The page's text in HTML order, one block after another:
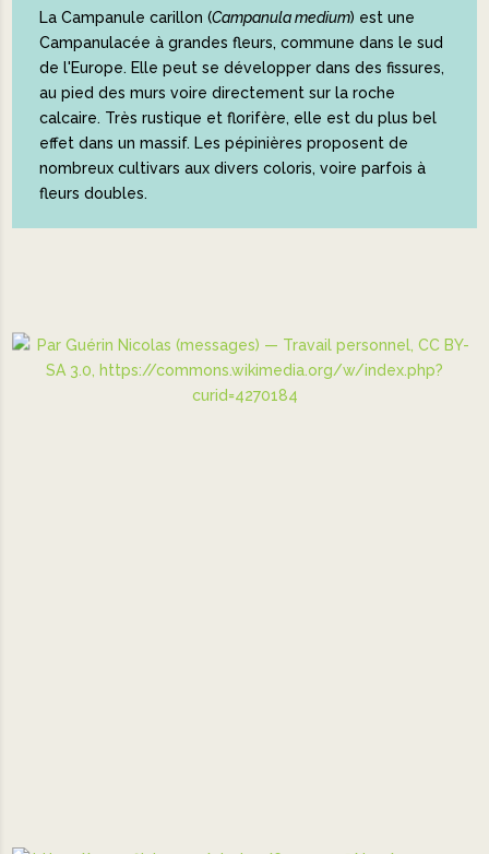
La Campanule carillon (Campanula medium) est une
Campanulacée à grandes fleurs, commune dans le sud
de l'Europe. Elle peut se développer dans des fissures,
au pied des murs voire directement sur la roche
calcaire. Très rustique et florifère, elle est du plus bel
effet dans un massif. Les pépinières proposent de
nombreux cultivars aux divers coloris, voire parfois à
fleurs doubles.